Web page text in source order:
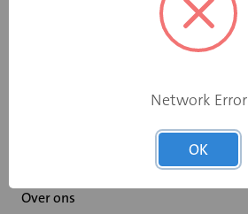
Over ons
Network Error
OK